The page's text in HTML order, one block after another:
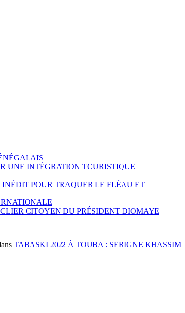
UNE INTÉGRATION TOURISTIQUE
POUR TRAQUER LE FLÉAU ET
CITOYEN DU PRÉSIDENT DIOMAYE
TABASKI 2022 À TOUBA : SERIGNE KHASSIM